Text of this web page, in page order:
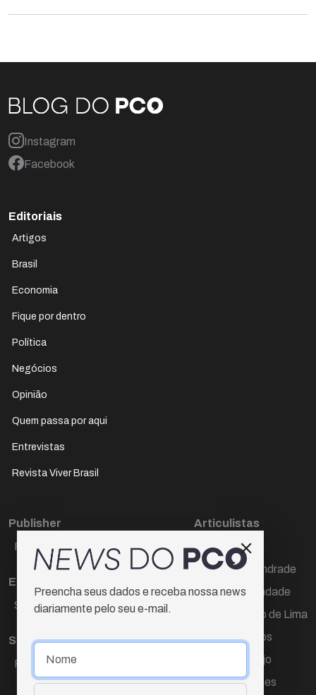
Instagram
Facebook
Editoriais
Artigos
Brasil
Economia
Fique por dentro
Política
Negócios
Opinião
Quem passa por aqui
Entrevistas
Revista Viver Brasil
Publisher
Paulo Cesar de Oliveira
Editora Chefe
Sueli Cotta
Sub-editora
Raquel Ayres
Articulistas
Décio Freire
Dr Marcos Andrade
Hamilton Trindade
Igor Carvalho de Lima
Mario Campos
Renata Araújo
Wagner Gomes
Preencha seus dados e receba nossa news
diariamente pelo seu e-mail.